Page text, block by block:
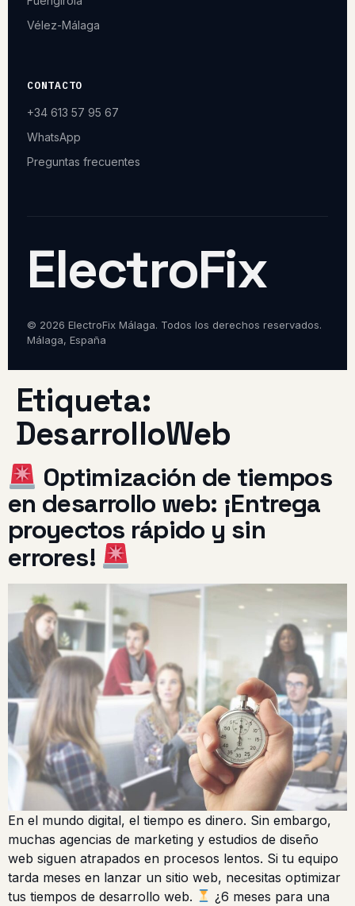
Vélez-Málaga
CONTACTO
+34 613 57 95 67
WhatsApp
Preguntas frecuentes
ElectroFix
© 2026 ElectroFix Málaga. Todos los derechos reservados.
Málaga, España
Etiqueta:
DesarrolloWeb
Optimización de tiempos
en desarrollo web: ¡Entrega
proyectos rápido y sin
errores!
En el mundo digital, el tiempo es dinero. Sin embargo,
muchas agencias de marketing y estudios de diseño
web siguen atrapados en procesos lentos. Si tu equipo
tarda meses en lanzar un sitio web, necesitas optimizar
tus tiempos de desarrollo web.
¿6 meses para una